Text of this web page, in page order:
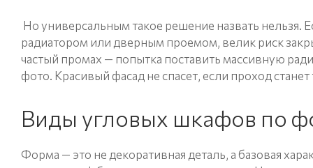
Но универсальным такое решение назвать нельзя.
радиатором или дверным проемом, велик риск
частый промах — попытка поставить массивную
фото. Красивый фасад не спасет, если проход
Виды угловых шкафов по
Форма — это не декоративная деталь, а базовая